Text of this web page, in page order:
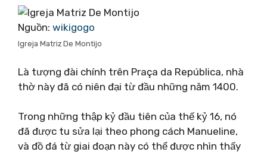
Nguồn: wikigogo
Igreja Matriz De Montijo
Là tượng đài chính trên Praça da República, nhà
thờ này đã có niên đại từ đầu những năm 1400.
Trong những thập kỷ đầu tiên của thế kỷ 16, nó
đã được tu sửa lại theo phong cách Manueline,
và đồ đá từ giai đoạn này có thể được nhìn thấy